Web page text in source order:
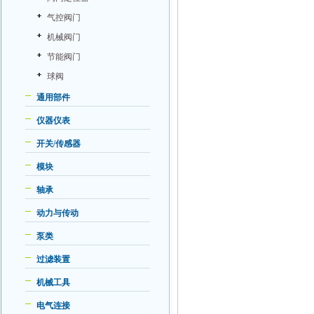
气控阀门
机械阀门
节能阀门
球阀
通用部件
仪器仪表
开关/传感器
模块
轴承
动力与传动
泵类
过滤装置
机械工具
电气连接